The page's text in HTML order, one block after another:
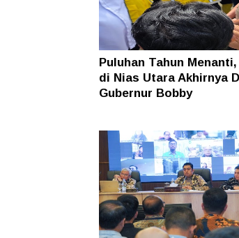
Puluhan Tahun
di Nias Utara Akhirnya
Gubernur Bobby